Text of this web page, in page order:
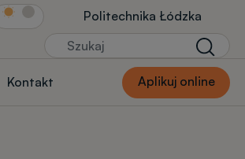
Link Str.głównej
Politechnika Łódzka
Szukaj
Kontakt Aplikuj online